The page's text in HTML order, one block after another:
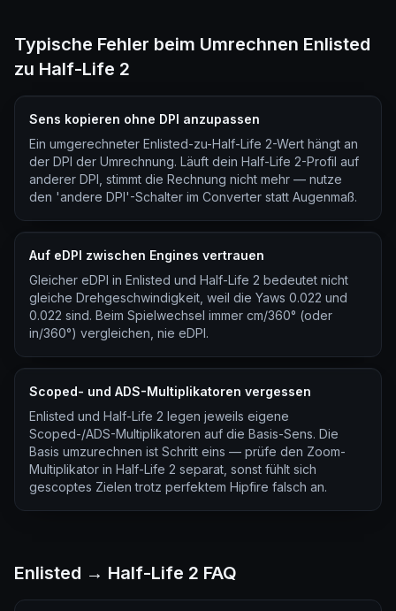
Typische Fehler beim Umrechnen Enlisted
zu Half-Life 2
Sens kopieren ohne DPI anzupassen
Ein umgerechneter Enlisted-zu-Half-Life 2-Wert hängt an
der DPI der Umrechnung. Läuft dein Half-Life 2-Profil auf
anderer DPI, stimmt die Rechnung nicht mehr — nutze
den 'andere DPI'-Schalter im Converter statt Augenmaß.
Auf eDPI zwischen Engines vertrauen
Gleicher eDPI in Enlisted und Half-Life 2 bedeutet nicht
gleiche Drehgeschwindigkeit, weil die Yaws 0.022 und
0.022 sind. Beim Spielwechsel immer cm/360° (oder
in/360°) vergleichen, nie eDPI.
Scoped- und ADS-Multiplikatoren vergessen
Enlisted und Half-Life 2 legen jeweils eigene
Scoped-/ADS-Multiplikatoren auf die Basis-Sens. Die
Basis umzurechnen ist Schritt eins — prüfe den Zoom-
Multiplikator in Half-Life 2 separat, sonst fühlt sich
gescoptes Zielen trotz perfektem Hipfire falsch an.
Enlisted → Half-Life 2 FAQ